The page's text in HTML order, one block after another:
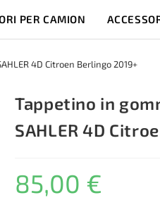
PER CAMION
4D Citroen Berlingo 2019+
Tappetino in
SAHLER 4D
85,00 €